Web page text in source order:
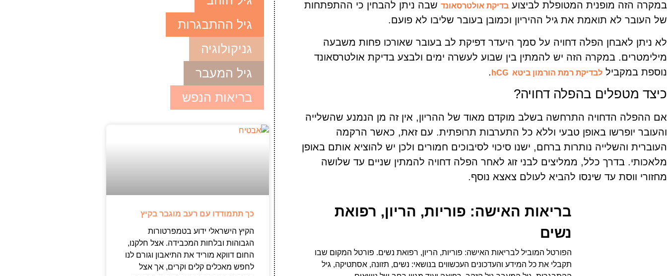
במקרה הזה מופנית המטופלת לביצוע בדיקת אולטרסאונד שבה ניתן להבחין כי ההתפתחות
של העובר לא תואמת את גיל ההיריון וכמובן בעובר שליבו לא פועם.
לא ניתן לאבחן הפלה דחויה על סמך היעדר דפיקת לב בעובר שאורכו פחות משבעה
מילימטרים. במקרה הזה יש להמתין בין שבוע לעשרה ימים ולבצע בדיקת אולטרסאונד
נוספת במקביל לבדיקת רמת הורמון ביטא hCG
.
כיצד מטפלים בהפלה דחויה?
אם ההפלה הדחויה התרחשה בשלב מוקדם מאוד של ההריון, אין זה מן הנמנע שהשלייה
והעובר יופרשו באופן טבעי וללא כל התערבות תרופתית. עם זאת, כאשר הרקמה
העוברית והשלייה נותרות ברחם, ישנו סיכוי לסיבוכים חמורים ולכן יש להוציא אותם באופן
מלאכותי. בדרך כלל, ממליצים לבני זוג לאחר הפלה דחויה להמתין שניים עד שלושה
מחזורי ווסת עד שינסו להביא לעולם צאצא נוסף.
בריאות האישה: פוריות, הריון, רפואת
נשים
הפורטל המוביל לבריאות האישה: פוריות, הריון, רפואת נשים. פורטל המקום שבו
תקבלי את כל המידע והעדכונים העכשווים בנושאי: נשים, תזונה, אסתטיקה, גיל
גיל ההתבגרות
גניקולוגיה
גיל המעבר
בריאות הנפש
כך תתמודדו עם רעב מוגבר בקיץ
הקיץ הישראלי ידוע בטמפרטורות
הגבוהות ובלחות המכבידה. אצל חלקנו,
החום דווקא מוריד את התיאבון וגורם לנו
לחפש מאכלים קלים וקרים, אך אצל